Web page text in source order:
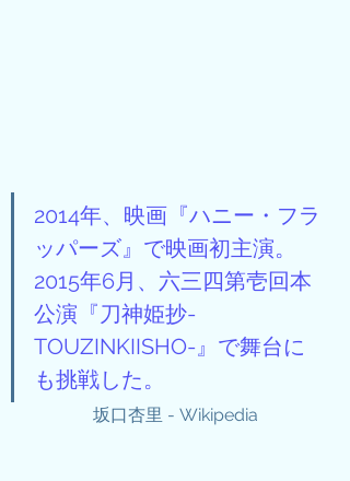
2014年、映画『ハニー・フラ
ッパーズ』で映画初主演。
2015年6月、六三四第壱回本
公演『刀神姫抄-
TOUZINKIISHO-』で舞台に
も挑戦した。
坂口杏里 - Wikipedia